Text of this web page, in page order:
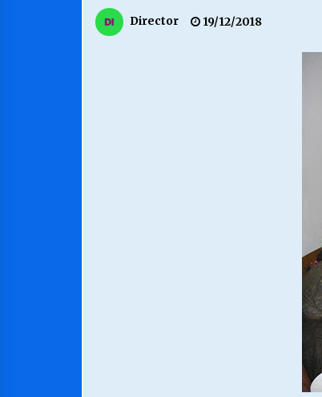
13/07/2026
VOLVER A SER
Director 19/12/2018